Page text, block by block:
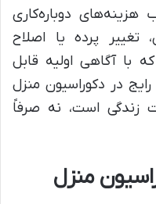
هزینه‌های دوباره‌کاری
تغییر پرده یا اصلاح
با آگاهی اولیه قابل
در دکوراسیون منزل
زندگی است، نه صرفاً
منزل